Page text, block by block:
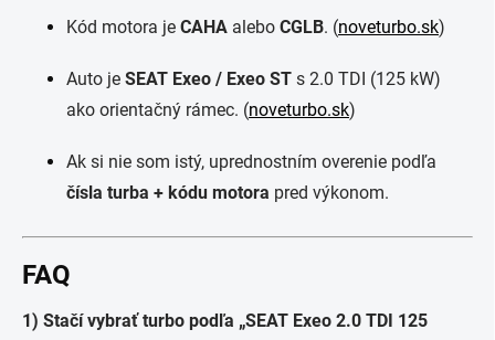
Kód motora je CAHA alebo CGLB. (noveturbo.sk)
Auto je SEAT Exeo / Exeo ST s 2.0 TDI (125 kW)
ako orientačný rámec. (noveturbo.sk)
Ak si nie som istý, uprednostním overenie podľa
čísla turba + kódu motora pred výkonom.
FAQ
1) Stačí vybrať turbo podľa „SEAT Exeo 2.0 TDI 125